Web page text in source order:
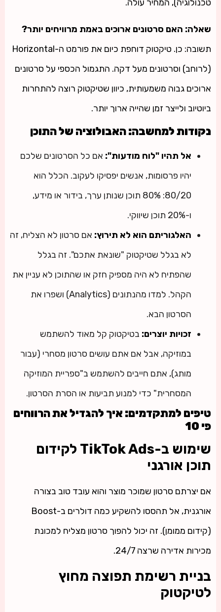
טכנולוגיה), המחיר עולה.
שאלה: האם סרטונים ארוכים באמת מרוויחים יותר?
תשובה: כן. טיקטוק דוחפת כיום את פורמט ה-Horizontal
(לרוחב) וסרטונים מעל דקה. התגמול הכספי על סרטונים
ארוכים גבוה משמעותית, כיוון שטיקטוק רוצה להתחרות
ביוטיוב ולייצר זמן שהייה ארוך יותר.
נקודות למחשבה: האבולוציה של התוכן
אל תהיו "לוח מודעות": אם כל הסרטונים שלכם
יהיו פרסומות, אנשים יפסיקו לעקוב. הכלל הוא
80/20: 80% תוכן שנותן ערך, בידור או מידע,
ו-20% תוכן שיווקי.
האלגוריתם הוא לא תירוץ: אם סרטון לא הצליח, זה
לא בגלל שטיקטוק "שונאת אתכם". זה בגלל
שהפתיח לא היה מספיק חזק או שהתוכן לא עניין את
הקהל. למדו מהנתונים (Analytics) ושפרו את
הסרטון הבא.
זכויות יוצרים: בטיקטוק קל מאוד להשתמש
במוזיקה, אבל אם אתם עושים סרטון מסחרי (עבור
מותג), אתם חייבים להשתמש ב"ספריית המוזיקה
המסחרית" כדי למנוע תביעות או הסרת הסרטון.
טיפים למתקדמים: איך להגדיל את הרווחים
פי 10
שימוש ב-TikTok Ads לקידום
תוכן אורגני
אם יצרתם סרטון שמוכר מוצר והוא עובד טוב בצורה
אורגנית, אל תהססו להשקיע כמה דולרים ב-Boost
(קידום ממומן). זה יכול להפוך סרטון מצליח למכונת
מכירות אדירה שרצה 24/7.
בניית רשימת תפוצה מחוץ
לטיקטוק